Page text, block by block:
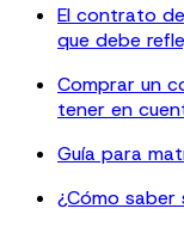
El contrato
que debe
Comprar un
tener en
Guía para
¿Cómo